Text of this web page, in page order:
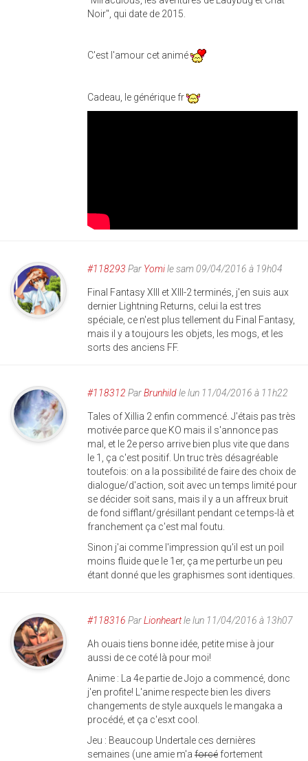
Noir", qui date de 2015.
C'est l'amour cet animé
Cadeau, le générique fr
#118293 Par Yomile sam 09/04/2016 à 19h04
Final Fantasy XIII et XIII-2 terminés, j'en suis aux
dernier Lightning Returns, celui la est tres
spéciale, ce n'est plus tellement du Final Fantasy,
mais il y a toujours les objets, les mogs, et les
sorts des anciens FF.
#118312 ParBrunhildle lun 11/04/2016 à 11h22
Tales of Xillia 2 enfin commencé. J'étais pas très
motivée parce que KO mais il s'annonce pas
mal, et le 2e perso arrive bien plus vite que dans
le 1, ça c'est positif. Un truc très désagréable
toutefois: on a la possibilité de faire des choix de
dialogue/d'action, soit avec un temps limité pour
se décider soit sans, mais il y a un affreux bruit
de fond sifflant/grésillant pendant ce temps-là et
franchement ça c'est mal foutu.
Sinon j'ai comme l'impression qu'il est un poil
moins fluide que le 1er, ça me perturbe un peu
étant donné que les graphismes sont identiques.
#118316 ParLionheartle lun 11/04/2016 à 13h07
Ah ouais tiens bonne idée, petite mise à jour
aussi de ce coté là pour moi!
Anime : La 4e partie de Jojo a commencé, donc
j'en profite! L'anime respecte bien les divers
changements de style auxquels le mangaka a
procédé, et ça c'esxt cool.
Jeu : Beaucoup Undertale ces dernières
semaines (une amie m'a forcé fortement